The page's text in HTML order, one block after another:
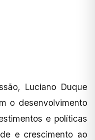
Luciano Duque
o desenvolvimento
e políticas
e crescimento ao